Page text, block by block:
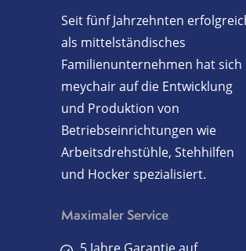
Seit fünf Jahrzehnten
als mittelständisches
Familienunternehmen hat sich
meychair auf die Entwicklung
und Produktion von
Betriebseinrichtungen wie
Arbeitsdrehstühle, Stehhilfen
und Hocker spezialisiert.
Maximaler Service